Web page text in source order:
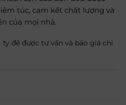
túc, cam kết chất lượng và
của mọi nhà.
để được tư vấn và báo giá chi